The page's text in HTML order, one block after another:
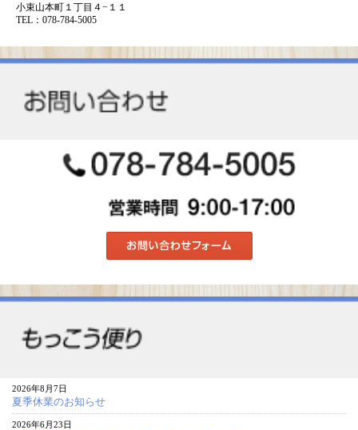
小束山本町１丁目４−１１
TEL：078-784-5005
2026年8月7日
夏季休業のお知らせ
2026年6月23日